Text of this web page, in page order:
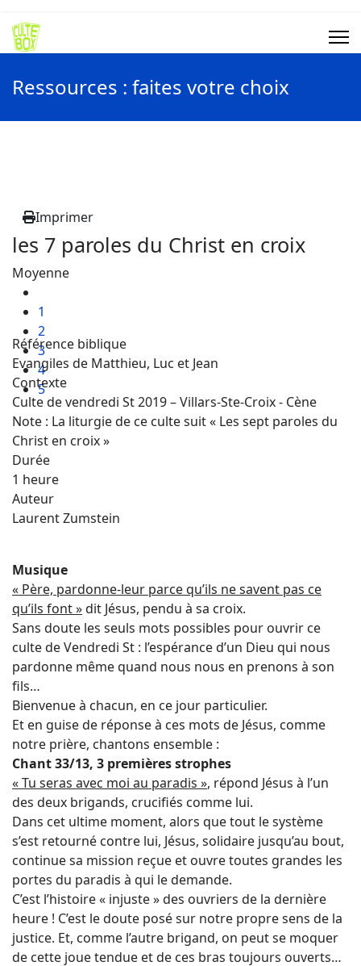
Ressources : faites votre choix
Imprimer
les 7 paroles du Christ en croix
Moyenne
1
2
3
4
5
Référence biblique
Evangiles de Matthieu, Luc et Jean
Contexte
Culte de vendredi St 2019 – Villars-Ste-Croix - Cène
Note : La liturgie de ce culte suit « Les sept paroles du
Christ en croix »
Durée
1 heure
Auteur
Laurent Zumstein
Musique
« Père, pardonne-leur parce qu’ils ne savent pas ce
qu’ils font »dit Jésus, pendu à sa croix.
Sans doute les seuls mots possibles pour ouvrir ce
culte de Vendredi St : l’espérance d’un Dieu qui nous
pardonne même quand nous nous en prenons à son
fils…
Bienvenue à chacun, en ce jour particulier.
Et en guise de réponse à ces mots de Jésus, comme
notre prière, chantons ensemble :
Chant 33/13, 3 premières strophes
« Tu seras avec moi au paradis », répond Jésus à l’un
des deux brigands, crucifiés comme lui.
Dans cet ultime moment, alors que tout le système
s’est retourné contre lui, Jésus, solidaire jusqu’au bout,
continue sa mission reçue et ouvre toutes grandes les
portes du paradis à qui le demande.
C’est l’histoire « injuste » des ouvriers de la dernière
heure ! C’est le doute posé sur notre propre sens de la
justice. Et, comme l’autre brigand, on peut se moquer
de cette joue tendue et de ces bras toujours ouverts…